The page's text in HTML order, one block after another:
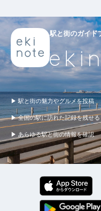
駅と街のガイド
▶ 駅と街の魅力やグルメを投稿
▶ 全国の駅に訪れた記録を残せる
▶ あらゆる駅と街の情報を確認